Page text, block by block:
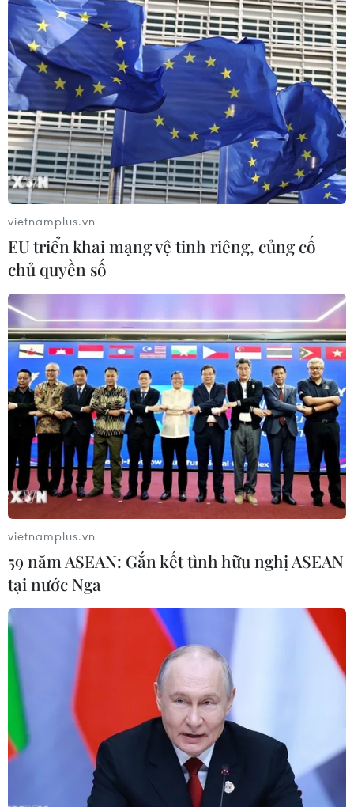
ứng của Việt Nam trước việc ngài Donald Trump được
bầu làm Tổng thống Hợp chúng quốc Hoa Kỳ.
Hàng nghìn người xuống đường biểu tình
phản đối ông Donald Trump
10/11/2016 07:27
Chỉ vài tiếng sau khi kết quả kiểm phiếu cho thấy ứng
cử viên Donald Trump đắc cử tổng thống thứ 45 của Mỹ,
hàng chục cuộc biểu tình đã bùng phát trên phạm vi
toàn quốc để phản đối tỷ phú này.
Mỹ: Hé lộ danh sách Nội các của Tổng
thống đắc cử Donald Trump
vietnamplus.vn
EU triển khai mạng vệ tinh riêng, củng cố
chủ quyền số
vietnamplus.vn
59 năm ASEAN: Gắn kết tình hữu nghị ASEAN
tại nước Nga